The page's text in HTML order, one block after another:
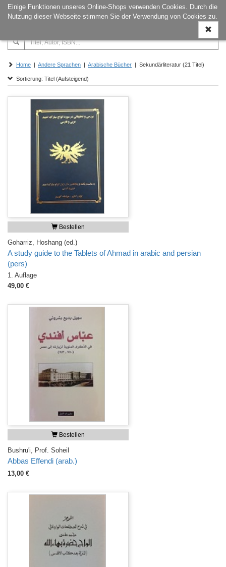
Einige Funktionen unseres Online-Shops verwenden Cookies. Durch die
Nutzung dieser Webseite stimmen Sie der Verwendung von Cookies zu.
ein-/
Home | Andere Sprachen | Arabische Bücher | Sekundärliteratur (21 Titel)
Sortierung: Titel (Aufsteigend)
Bestellen
Goharriz, Hoshang (ed.)
A study guide to the Tablets of Ahmad in arabic and persian
(pers)
1. Auflage
49,00 €
Bestellen
Bushru'i, Prof. Soheil
Abbas Effendi (arab.)
13,00 €